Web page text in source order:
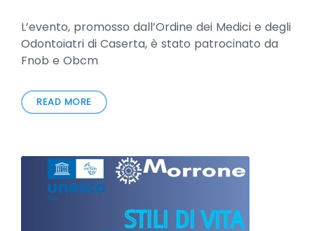
L’evento, promosso dall’Ordine dei Medici e degli
Odontoiatri di Caserta, è stato patrocinato da
Fnob e Obcm
READ MORE